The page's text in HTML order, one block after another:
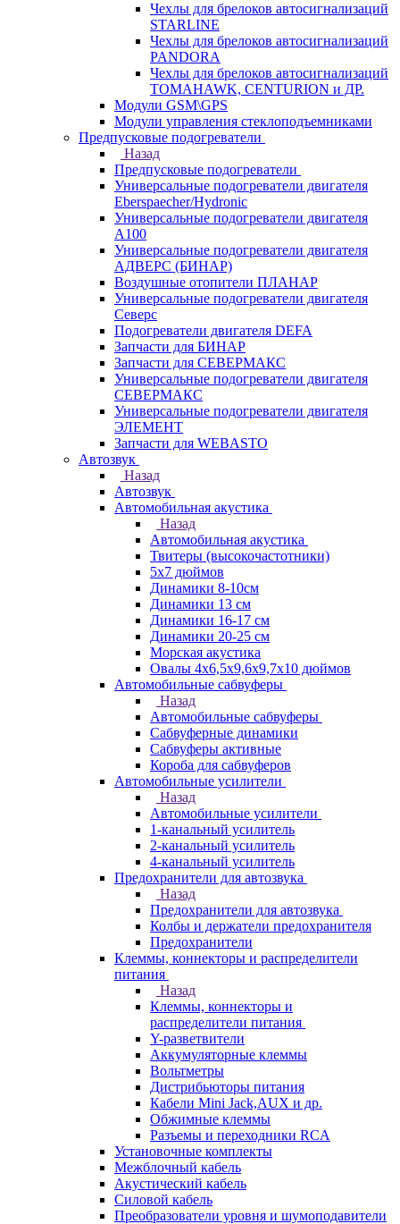
Чехлы для брелоков автосигнализаций
STARLINE
Чехлы для брелоков автосигнализаций
PANDORA
Чехлы для брелоков автосигнализаций
TOMAHAWK, CENTURION и ДР.
Модули GSM\GPS
Модули управления стеклоподъемниками
Предпусковые подогреватели
Назад
Предпусковые подогреватели
Универсальные подогреватели двигателя
Eberspaecher/Hydronic
Универсальные подогреватели двигателя
A100
Универсальные подогреватели двигателя
АДВЕРС (БИНАР)
Воздушные отопители ПЛАНАР
Универсальные подогреватели двигателя
Северс
Подогреватели двигателя DEFA
Запчасти для БИНАР
Запчасти для СЕВЕРМАКС
Универсальные подогреватели двигателя
СЕВЕРМАКС
Универсальные подогреватели двигателя
ЭЛЕМЕНТ
Запчасти для WEBASTO
Автозвук
Назад
Автозвук
Автомобильная акустика
Назад
Автомобильная акустика
Твитеры (высокочастотники)
5x7 дюймов
Динамики 8-10см
Динамики 13 см
Динамики 16-17 см
Динамики 20-25 см
Морская акустика
Овалы 4х6,5х9,6x9,7х10 дюймов
Автомобильные сабвуферы
Назад
Автомобильные сабвуферы
Сабвуферные динамики
Сабвуферы активные
Короба для сабвуферов
Автомобильные усилители
Назад
Автомобильные усилители
1-канальный усилитель
2-канальный усилитель
4-канальный усилитель
Предохранители для автозвука
Назад
Предохранители для автозвука
Колбы и держатели предохранителя
Предохранители
Клеммы, коннекторы и распределители
питания
Назад
Клеммы, коннекторы и
распределители питания
Y-разветвители
Аккумуляторные клеммы
Вольтметры
Дистрибьюторы питания
Кабели Mini Jack,AUX и др.
Обжимные клеммы
Разъемы и переходники RCA
Установочные комплекты
Межблочный кабель
Акустический кабель
Силовой кабель
Преобразователи уровня и шумоподавители